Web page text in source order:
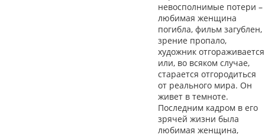
невосполнимые потери –
любимая женщина
погибла, фильм загублен,
зрение пропало,
художник отгораживается
или, во всяком случае,
старается отгородиться
от реального мира. Он
живет в темноте.
Последним кадром в его
зрячей жизни была
любимая женщина,